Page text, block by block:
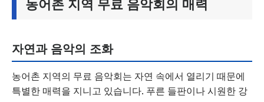
농어촌 지역 무료 음악회의 매력
자연과 음악의 조화
농어촌 지역의 무료 음악회는 자연 속에서 열리기 때문에
특별한 매력을 지니고 있습니다. 푸른 들판이나 시원한 강